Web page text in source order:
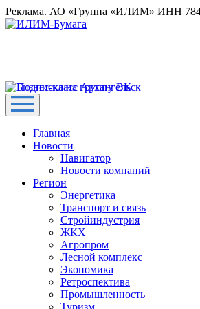
Реклама. АО «Группа «ИЛИМ» ИНН
Главная
Новости
Навигатор
Новости компаний
Регион
Энергетика
Транспорт и связь
Стройиндустрия
ЖКХ
Агропром
Лесной комплекс
Экономика
Ретроспектива
Промышленность
Туризм